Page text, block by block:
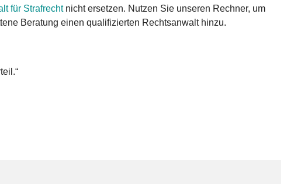
für Strafrechtnicht ersetzen. Nutzen Sie unseren Rechner, um
Beratung einen qualifizierten Rechtsanwalt hinzu.